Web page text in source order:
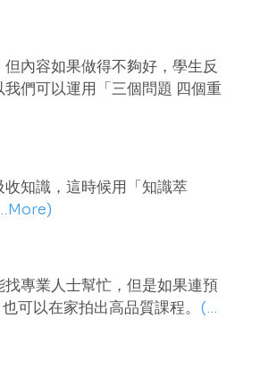
內容如果做得不夠好，學生反
們可以運用「三個問題 四個重
知識，這時候用「知識萃
專業人士幫忙，但是如果連預
可以在家拍出高品質課程。 (…